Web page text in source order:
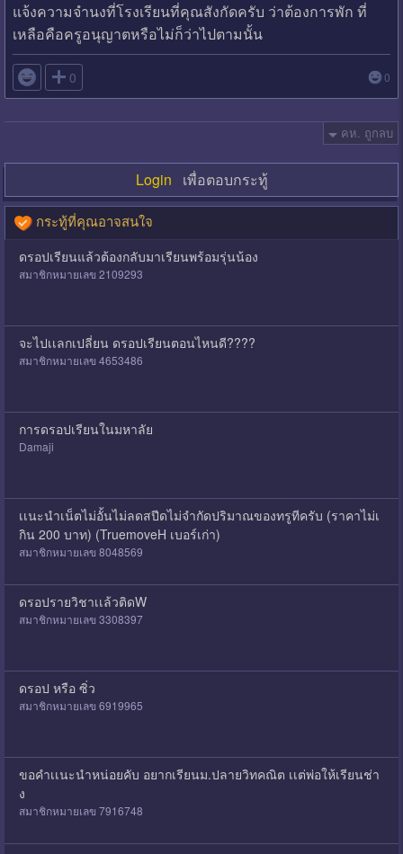
แจ้งความจำนงที่โรงเรียนที่คุณสังกัดครับ ว่าต้องการพัก ที่
เหลือคือครูอนุญาตหรือไม่ก็ว่าไปตามนั้น
 0 0
คห. ถูกลบ
Login เพื่อตอบกระทู้
กระทู้ที่คุณอาจสนใจ
ดรอปเรียนแล้วต้องกลับมาเรียนพร้อมรุ่นน้อง
สมาชิกหมายเลข 2109293
จะไปเเลกเปลี่ยน ดรอปเรียนตอนไหนดี????
สมาชิกหมายเลข 4653486
การดรอปเรียนในมหาลัย
Damaji
เเนะนำเน็ตไม่อั้นไม่ลดสปีดไม่จำกัดปริมาณของทรูทีครับ (ราคาไม่เ
กิน 200 บาท) (TruemoveH เบอร์เก่า)
สมาชิกหมายเลข 8048569
ดรอปรายวิชาเเล้วติดW
สมาชิกหมายเลข 3308397
ดรอป หรือ ซิ่ว
สมาชิกหมายเลข 6919965
ขอคำเเนะนำหน่อยคับ อยากเรียนม.ปลายวิทคณิต เเต่พ่อให้เรียนช่า
ง
สมาชิกหมายเลข 7916748